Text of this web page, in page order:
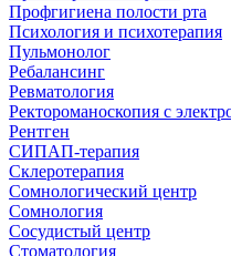
Профгигиена полости рта
Психология и психотерапия
Пульмонолог
Ребалансинг
Ревматология
Ректороманоскопия с
Рентген
СИПАП-терапия
Склеротерапия
Сомнологический центр
Сомнология
Сосудистый центр
Стоматология